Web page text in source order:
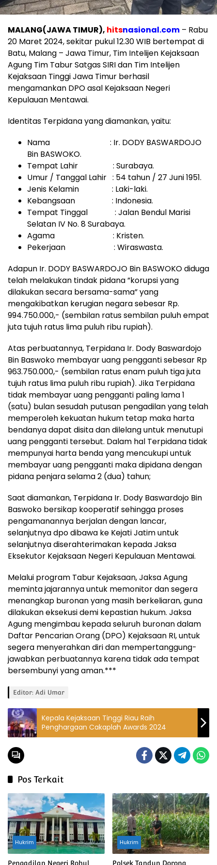
MALANG(JAWA TIMUR), hitsnasional.com – Rabu
20 Maret 2024, sekitar pukul 12.30 WIB bertempat di
Batu, Malang – Jawa Timur, Tim Intelijen Kejaksaan
Agung Tim Tabur Satgas SIRI dan Tim Intelijen
Kejaksaan Tinggi Jawa Timur berhasil
mengamankan DPO asal Kejaksaan Negeri
Kepulauan Mentawai.
Identitas Terpidana yang diamankan, yaitu:
Nama : Ir. DODY BASWARDOJO
Bin BASWOKO.
Tempat Lahir : Surabaya.
Umur / Tanggal Lahir : 54 tahun / 27 Juni 1951.
Jenis Kelamin : Laki-laki.
Kebangsaan : Indonesia.
Tempat Tinggal : Jalan Bendul Marisi
Selatan IV No. 8 Surabaya.
Agama : Kristen.
Pekerjaan : Wiraswasta.
Adapun Ir. DODY BASWARDOJO Bin BASWOKO diduga
telah melakukan tindak pidana ”korupsi yang
dilakukan secara bersama-sama” yang
mengakibatkan kerugian negara sebesar Rp.
994.750.000,- (sembilan ratus sembilan puluh empat
juta tujuh ratus lima puluh ribu rupiah).
Atas perbuatannya, Terpidana Ir. Dody Baswardojo
Bin Baswoko membayar uang pengganti sebesar Rp
963.750.000,- (sembilan ratus enam puluh tiga juta
tujuh ratus lima puluh ribu rupiah). Jika Terpidana
tidak membayar uang pengganti paling lama 1
(satu) bulan sesudah putusan pengadilan yang telah
memperoleh kekuatan hukum tetap maka harta
bendanya dapat disita dan dilelang untuk menutupi
uang pengganti tersebut. Dalam hal Terpidana tidak
mempunyai harta benda yang mencukupi untuk
membayar uang pengganti maka dipidana dengan
pidana penjara selama 2 (dua) tahun;
Saat diamankan, Terpidana Ir. Dody Baswardojo Bin
Baswoko bersikap kooperatif sehingga proses
pengamanannya berjalan dengan lancar,
selanjutnya dpo dibawa ke Kejati Jatim untuk
selanjutnya diserahterimakan kepada Jaksa
Eksekutor Kejaksaan Negeri Kepulauan Mentawai.
Melalui program Tabur Kejaksaan, Jaksa Agung
meminta jajarannya untuk memonitor dan segera
menangkap buronan yang masih berkeliaran, guna
dilakukan eksekusi demi kepastian hukum. Jaksa
Agung mengimbau kepada seluruh buronan dalam
Daftar Pencarian Orang (DPO) Kejaksaan RI, untuk
segera menyerahkan diri dan mempertanggung-
jawabkan perbuatannya karena tidak ada tempat
bersembunyi yang aman.***
Editor: Adi Umar
Kepala Kejaksaan Tinggi Riau Raih
Penghargaan Cakaplah Awards 2024
Pos Terkait
Hukrim
Pengadilan Negeri Rohul
Hukrim
Polsek Tandun Dorong